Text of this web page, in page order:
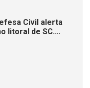
Civil alerta
litoral de SC.